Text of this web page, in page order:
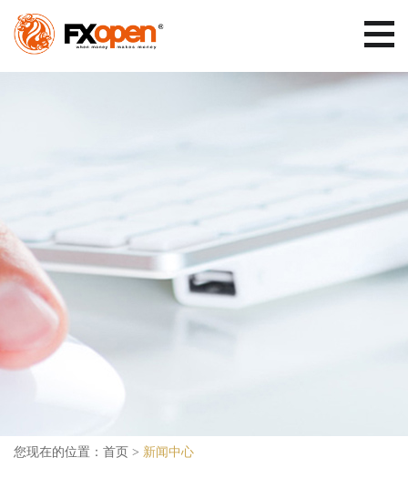
您现在的位置： 首页 > 新闻中心